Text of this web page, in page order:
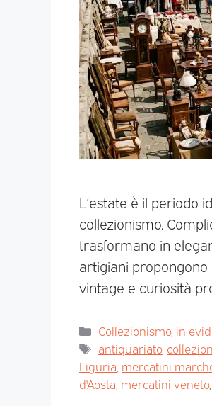
L’estate è il periodo
collezionismo.
trasformano in
artigiani propongono
vintage e curiosità
Collezionismo, in
antiquariato,
Liguria mercatini
d'Aosta mercatini veneto,